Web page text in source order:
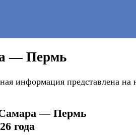
— Пермь
информация представлена
Самара — Пермь
года